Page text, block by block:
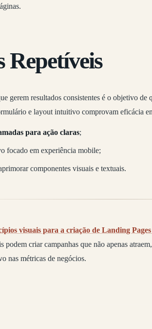
Repetíveis
gerem resultados consistentes é o objetivo
e layout intuitivo comprovam eficácia
para ação claras;
focado em experiência mobile;
componentes visuais e textuais.
visuais para a criação de Landing
podem criar campanhas que não apenas
nas métricas de negócios.